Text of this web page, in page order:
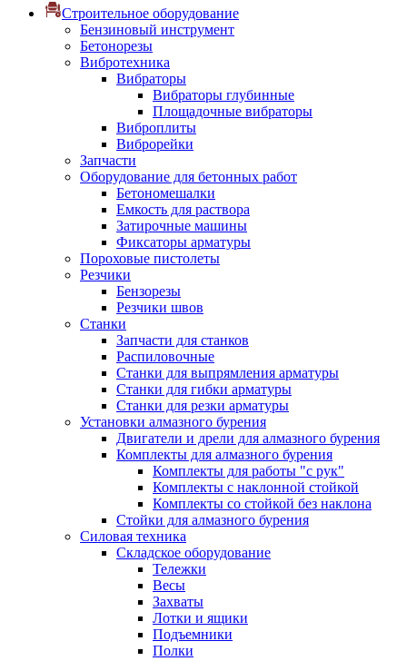
Строительное оборудование
Бензиновый инструмент
Бетонорезы
Вибротехника
Вибраторы
Вибраторы глубинные
Площадочные вибраторы
Виброплиты
Виброрейки
Запчасти
Оборудование для бетонных работ
Бетономешалки
Емкость для раствора
Затирочные машины
Фиксаторы арматуры
Пороховые пистолеты
Резчики
Бензорезы
Резчики швов
Станки
Запчасти для станков
Распиловочные
Станки для выпрямления арматуры
Станки для гибки арматуры
Станки для резки арматуры
Установки алмазного бурения
Двигатели и дрели для алмазного бурения
Комплекты для алмазного бурения
Комплекты для работы "с рук"
Комплекты с наклонной стойкой
Комплекты со стойкой без наклона
Стойки для алмазного бурения
Силовая техника
Складское оборудование
Тележки
Весы
Захваты
Лотки и ящики
Подъемники
Полки